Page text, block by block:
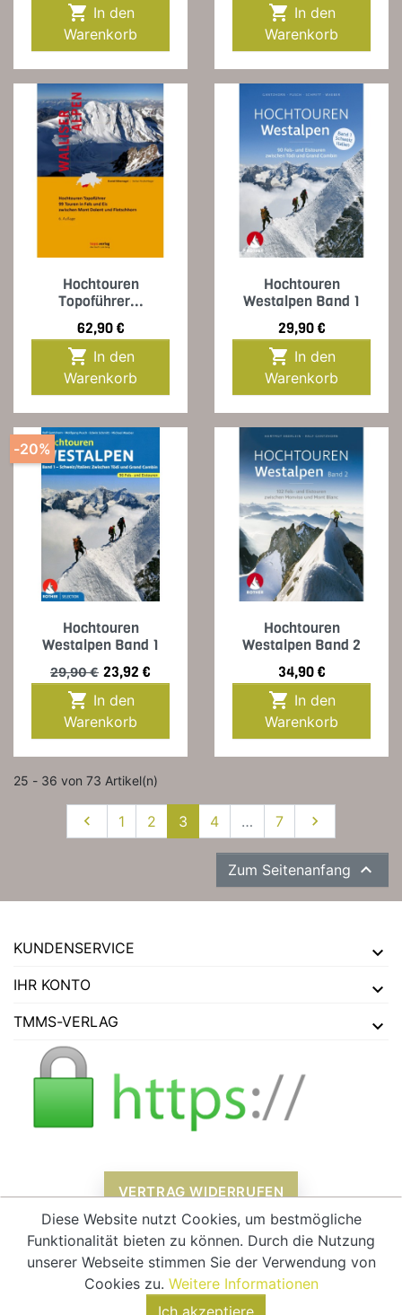

Warenkorb

Warenkorb
Hochtouren
Topoführer...
Preis
62,90 €

Warenkorb
Hochtouren
Westalpen Band 1
Preis
29,90 €

Warenkorb
Hochtouren
Westalpen Band 1
Verkaufspreis
29,90 € Preis
23,92 €

Warenkorb
-20%
Hochtouren
Westalpen Band 2
Preis
34,90 €

Warenkorb
25 - 36 von 73 Artikel(n)
Zurück
 1 2 3 4 … 7 Weiter

Zum Seitenanfang 
KUNDENSERVICE
IHR KONTO
TMMS-VERLAG
VERTRAG WIDERRUFEN
Alle Preise verstehen sich inklusive Mehrwertsteuer und zzgl.
Versandkosten
Diese Website nutzt Cookies, um bestmögliche
Funktionalität bieten zu können. Durch die Nutzung
unserer Webseite stimmen Sie der Verwendung von
Cookies zu. Weitere Informationen
Ich akzeptiere